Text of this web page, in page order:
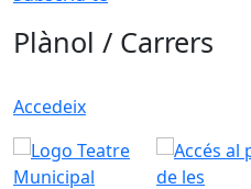
Plànol / Carrers
Accedeix